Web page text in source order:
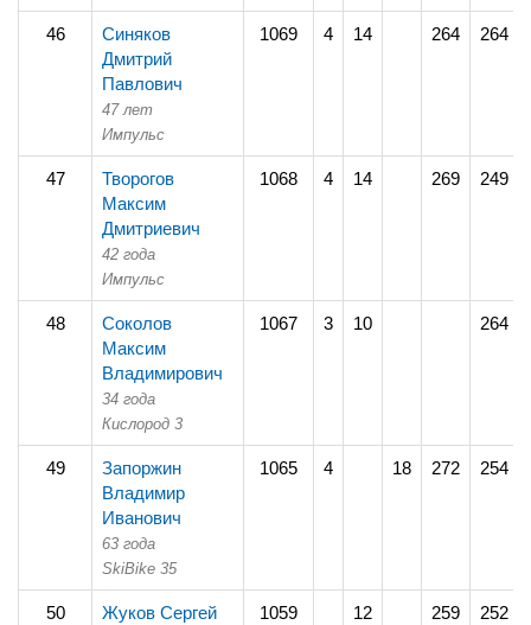
46
Синяков
Дмитрий
Павлович
47 лет
Импульс
1069 4 14 264 264
47
Творогов
Максим
Дмитриевич
42 года
Импульс
1068 4 14 269 249
48
Соколов
Максим
Владимирович
34 года
Кислород 3
1067 3 10 264
49
Запоржин
Владимир
Иванович
63 года
SkiBike 35
1065 4 18 272 254
50
Жуков Сергей
1059 12 259 252